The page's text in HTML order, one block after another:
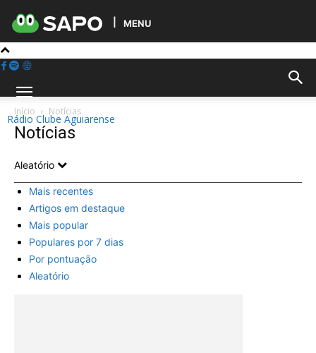
MENU
Rádio Clube Aguiarense
Início Notícias
Notícias
Aleatório
Mais recentes
Artigos em destaque
Mais popular
Populares por 7 dias
Por pontuação
Aleatório